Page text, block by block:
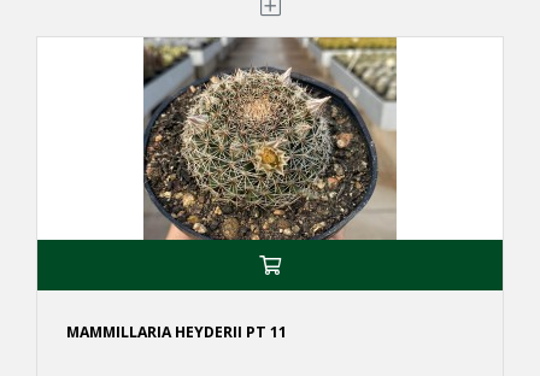
MAMMILLARIA HEYDERII PT 11